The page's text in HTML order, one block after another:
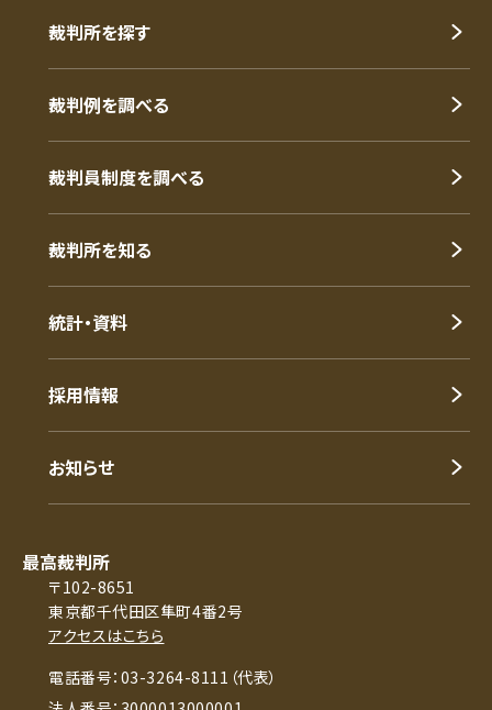
裁判所を探す
裁判例を調べる
裁判員制度を調べる
裁判所を知る
統計・資料
採用情報
お知らせ
最高裁判所
〒102-8651
東京都千代田区隼町4番2号
アクセスはこちら
電話番号：03-3264-8111（代表）